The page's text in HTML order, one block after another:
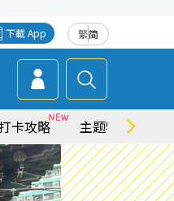
繁简
下載 App
卡攻略 主题特集